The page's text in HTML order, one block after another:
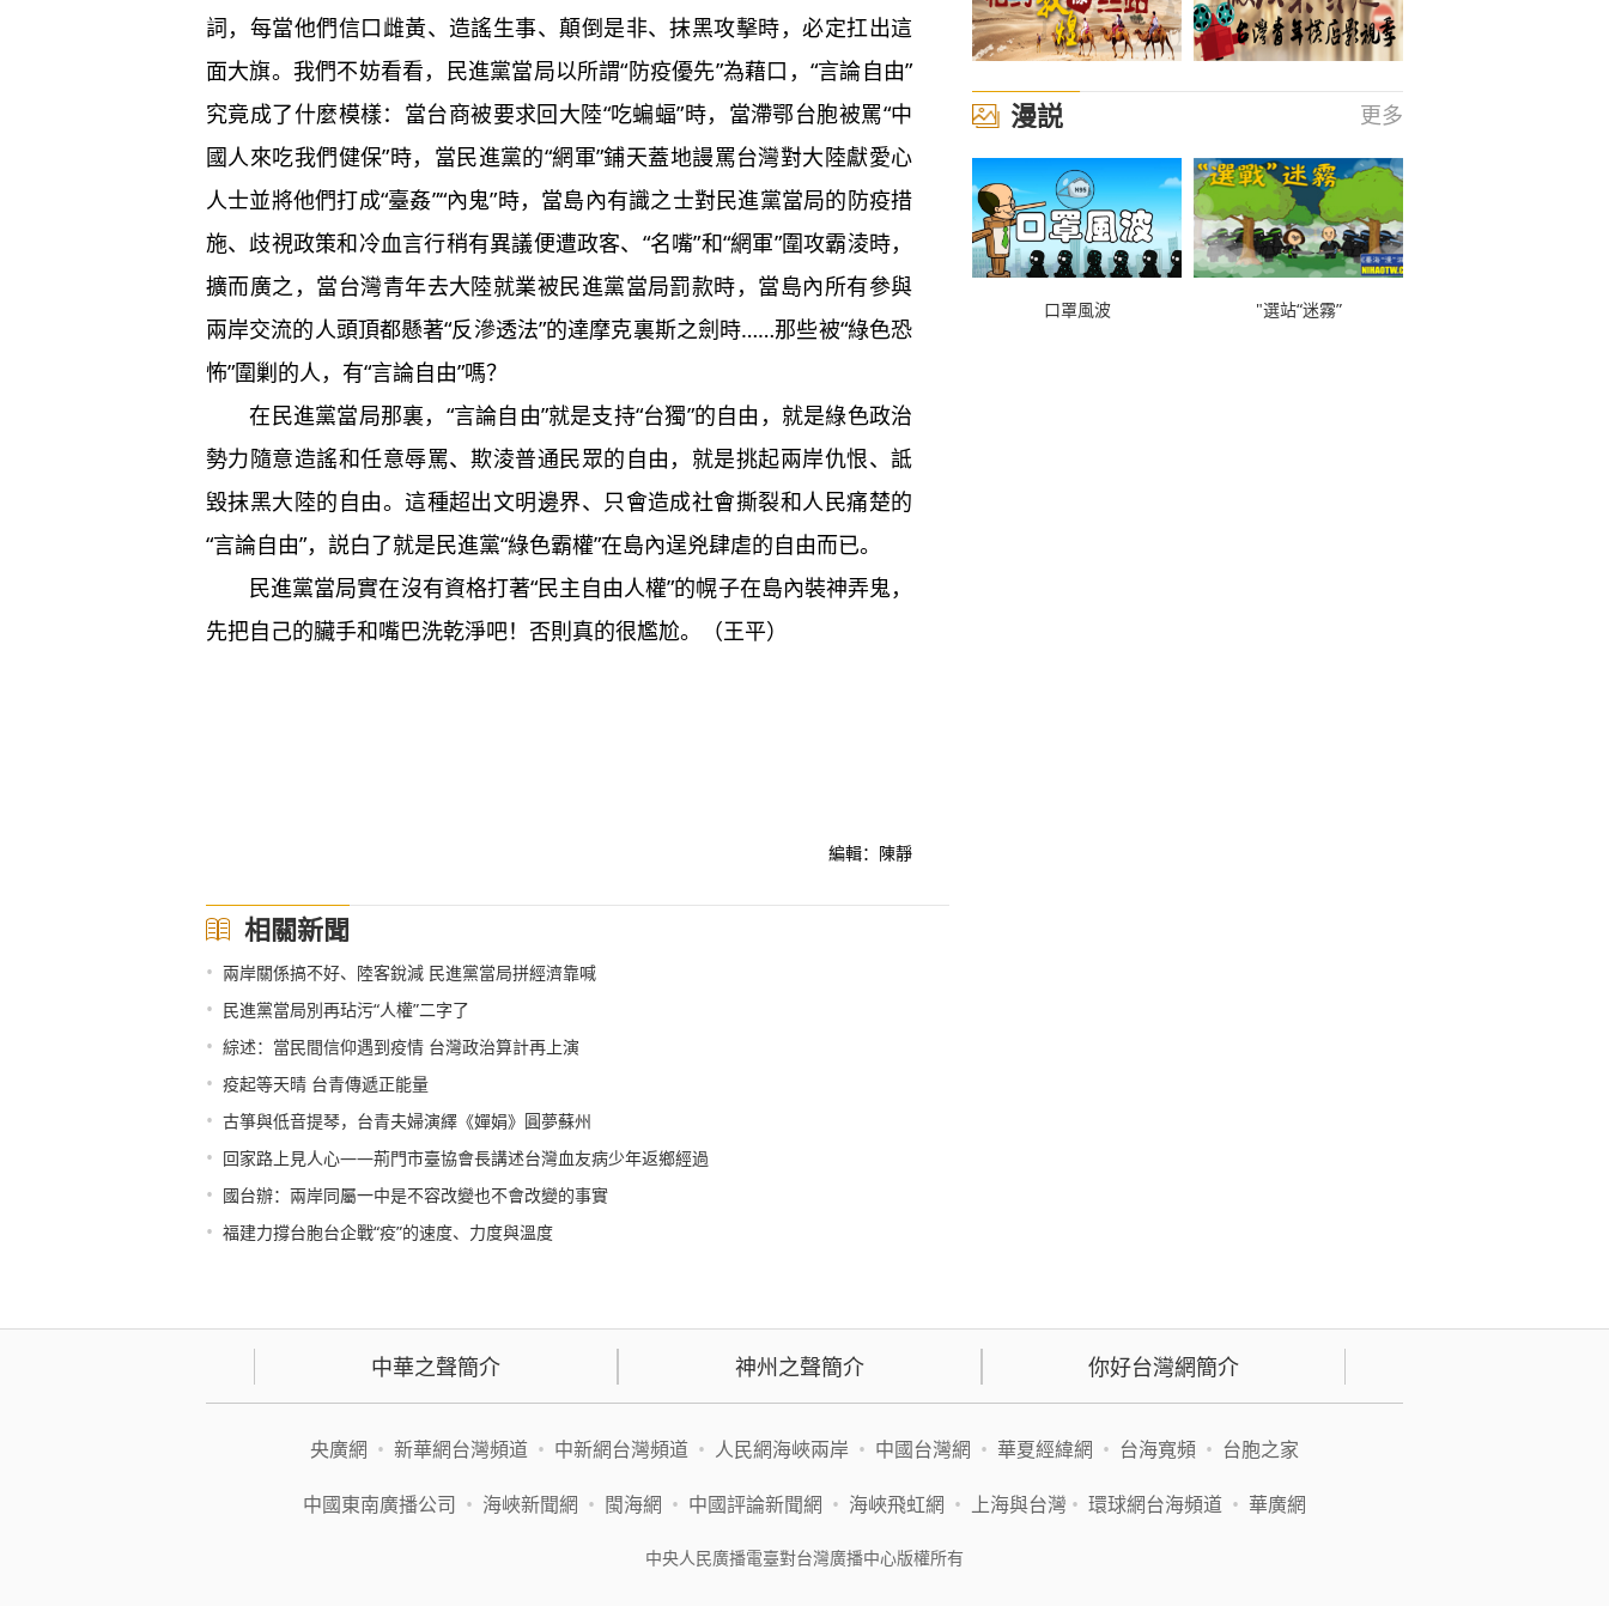
詞，每當他們信口雌黃、造謠生事、顛倒是非、抹黑攻擊時，必定扛出這
面大旗。我們不妨看看，民進黨當局以所謂“防疫優先”為藉口，“言論自由”
究竟成了什麼模樣：當台商被要求回大陸“吃蝙蝠”時，當滯鄂台胞被罵“中
國人來吃我們健保”時，當民進黨的“網軍”鋪天蓋地謾罵台灣對大陸獻愛心
人士並將他們打成“臺姦”“內鬼”時，當島內有識之士對民進黨當局的防疫措
施、歧視政策和冷血言行稍有異議便遭政客、“名嘴”和“網軍”圍攻霸淩時，
擴而廣之，當台灣青年去大陸就業被民進黨當局罰款時，當島內所有參與
兩岸交流的人頭頂都懸著“反滲透法”的達摩克裏斯之劍時……那些被“綠色恐
怖”圍剿的人，有“言論自由”嗎？
在民進黨當局那裏，“言論自由”就是支持“台獨”的自由，就是綠色政治
勢力隨意造謠和任意辱罵、欺淩普通民眾的自由，就是挑起兩岸仇恨、詆
毀抹黑大陸的自由。這種超出文明邊界、只會造成社會撕裂和人民痛楚的
“言論自由”，説白了就是民進黨“綠色霸權”在島內逞兇肆虐的自由而已。
民進黨當局實在沒有資格打著“民主自由人權”的幌子在島內裝神弄鬼，
先把自己的臟手和嘴巴洗乾淨吧！否則真的很尷尬。（王平）
編輯：陳靜
相關新聞
• 兩岸關係搞不好、陸客銳減 民進黨當局拼經濟靠喊
• 民進黨當局別再玷污“人權”二字了
• 綜述：當民間信仰遇到疫情 台灣政治算計再上演
• 疫起等天晴 台青傳遞正能量
• 古箏與低音提琴，台青夫婦演繹《嬋娟》圓夢蘇州
• 回家路上見人心——荊門市臺協會長講述台灣血友病少年返鄉經過
• 國台辦：兩岸同屬一中是不容改變也不會改變的事實
• 福建力撐台胞台企戰“疫”的速度、力度與溫度
漫説 更多
口罩風波 "選站“迷霧”
中華之聲簡介 神州之聲簡介 你好台灣網簡介
央廣網 • 新華網台灣頻道 • 中新網台灣頻道 • 人民網海峽兩岸 • 中國台灣網 • 華夏經緯網 • 台海寬頻 • 台胞之家
中國東南廣播公司 • 海峽新聞網 • 閩海網 • 中國評論新聞網 • 海峽飛虹網 • 上海與台灣 • 環球網台海頻道 • 華廣網
中央人民廣播電臺對台灣廣播中心版權所有